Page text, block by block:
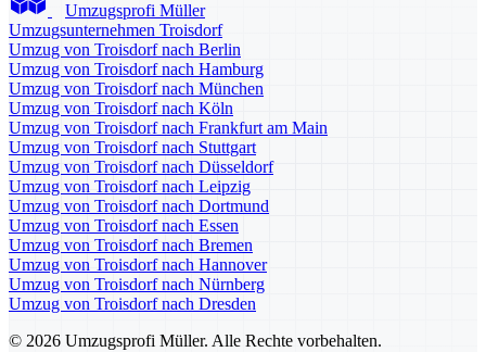
Umzugsprofi Müller
Umzugsunternehmen Troisdorf
Umzug von Troisdorf nach Berlin
Umzug von Troisdorf nach Hamburg
Umzug von Troisdorf nach München
Umzug von Troisdorf nach Köln
Umzug von Troisdorf nach Frankfurt am Main
Umzug von Troisdorf nach Stuttgart
Umzug von Troisdorf nach Düsseldorf
Umzug von Troisdorf nach Leipzig
Umzug von Troisdorf nach Dortmund
Umzug von Troisdorf nach Essen
Umzug von Troisdorf nach Bremen
Umzug von Troisdorf nach Hannover
Umzug von Troisdorf nach Nürnberg
Umzug von Troisdorf nach Dresden
© 2026 Umzugsprofi Müller. Alle Rechte vorbehalten.